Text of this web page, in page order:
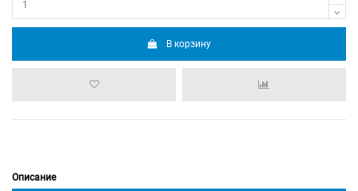
В корзину
Описание